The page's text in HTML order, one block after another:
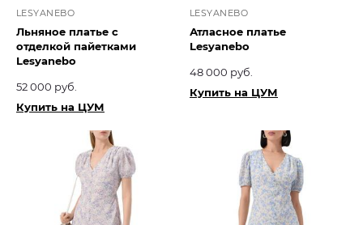
LESYANEBO
Льняное платье с
отделкой пайетками
Lesyanebo
52 000 руб.
Купить на ЦУМ
LESYANEBO
Атласное платье
Lesyanebo
48 000 руб.
Купить на ЦУМ